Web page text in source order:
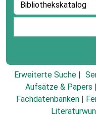
Erweiterte Suche
Aufsätze & Papers
Fachdatenbanken